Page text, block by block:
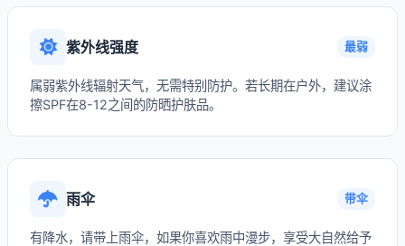
紫外线强度 最弱
属弱紫外线辐射天气，无需特别防护。若长期在户外，建议涂
擦SPF在8-12之间的防晒护肤品。
雨伞 带伞
有降水，请带上雨伞，如果你喜欢雨中漫步，享受大自然给予